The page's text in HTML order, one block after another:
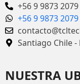
+56 9 9873 2079
+56 9 9873 2079
Santiago Chile
NUESTRA